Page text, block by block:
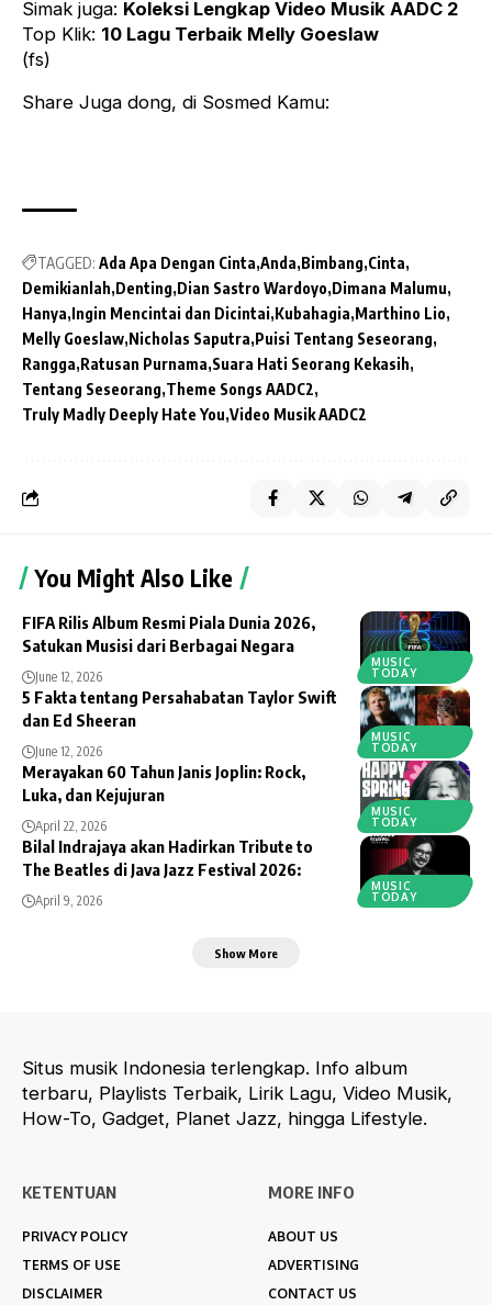
Simak juga: Koleksi Lengkap Video Musik AADC 2
Top Klik: 10 Lagu Terbaik Melly Goeslaw
(fs)
Share Juga dong, di Sosmed Kamu:
TAGGED: Ada Apa Dengan Cinta Anda Bimbang Cinta
Demikianlah Denting Dian Sastro Wardoyo Dimana Malumu
Hanya Ingin Mencintai dan Dicintai Kubahagia Marthino Lio
Melly Goeslaw Nicholas Saputra Puisi Tentang Seseorang
Rangga Ratusan Purnama Suara Hati Seorang Kekasih
Tentang Seseorang Theme Songs AADC2
Truly Madly Deeply Hate You Video Musik AADC2
You Might Also Like
MUSIC
TODAY
FIFA Rilis Album Resmi Piala Dunia 2026,
Satukan Musisi dari Berbagai Negara
June 12, 2026
MUSIC
TODAY
5 Fakta tentang Persahabatan Taylor Swift
dan Ed Sheeran
June 12, 2026
MUSIC
TODAY
Merayakan 60 Tahun Janis Joplin: Rock,
Luka, dan Kejujuran
April 22, 2026
MUSIC
TODAY
Bilal Indrajaya akan Hadirkan Tribute to
The Beatles di Java Jazz Festival 2026:
April 9, 2026
Show More
Situs musik Indonesia terlengkap. Info album
terbaru, Playlists Terbaik, Lirik Lagu, Video Musik,
How-To, Gadget, Planet Jazz, hingga Lifestyle.
KETENTUAN
PRIVACY POLICY
TERMS OF USE
DISCLAIMER
MORE INFO
ABOUT US
ADVERTISING
CONTACT US